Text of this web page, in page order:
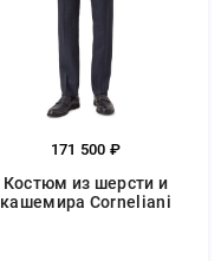
171 500 ₽
Костюм из шерсти и
кашемира Corneliani